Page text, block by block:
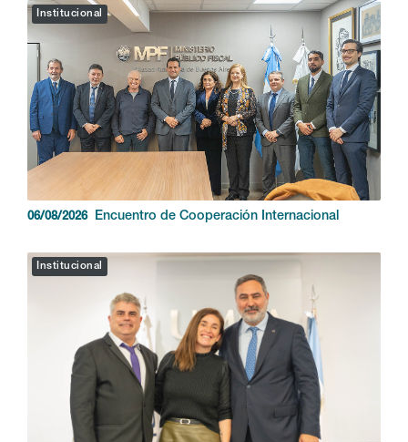
Institucional
06/08/2026 Encuentro de Cooperación Internacional
Institucional